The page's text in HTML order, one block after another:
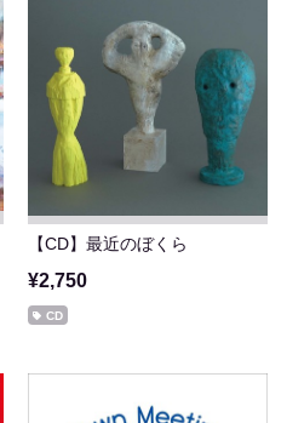
【CD】最近のぼくら
¥2,750
CD